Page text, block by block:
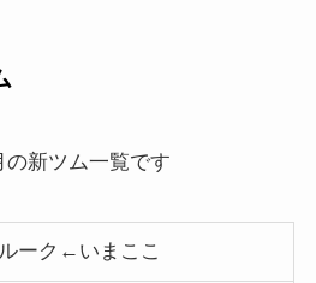
の新ツム一覧です
ルーク←いまここ